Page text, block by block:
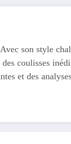
son style
coulisses
et des